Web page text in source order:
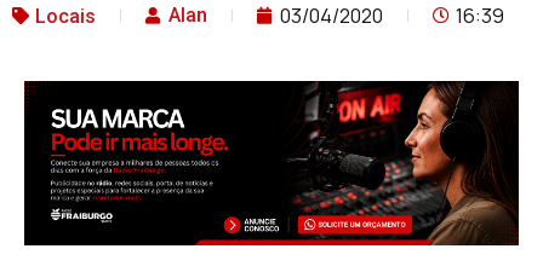
Locais Alan 03/04/2020 16:39